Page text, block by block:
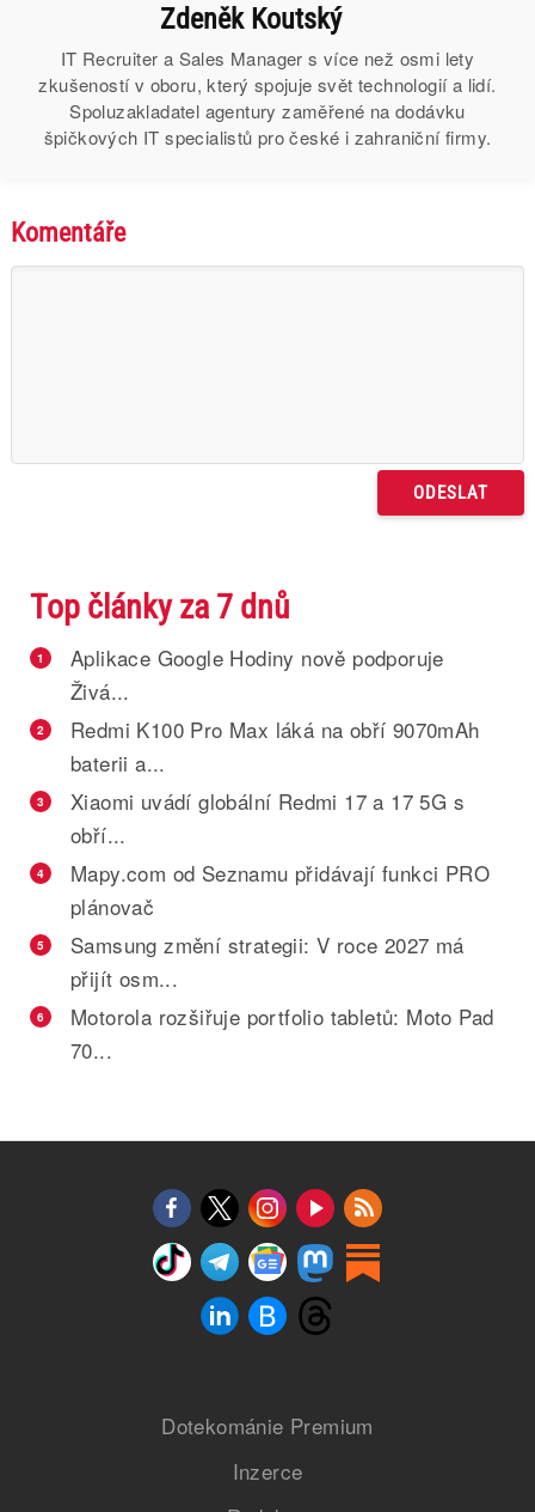
Zdeněk Koutský
IT Recruiter a Sales Manager s více než osmi lety
zkušeností v oboru, který spojuje svět technologií a lidí.
Spoluzakladatel agentury zaměřené na dodávku
špičkových IT specialistů pro české i zahraniční firmy.
Komentáře
Top články za 7 dnů
1
Aplikace Google Hodiny nově podporuje
Živá...
2
Redmi K100 Pro Max láká na obří 9070mAh
baterii a...
3
Xiaomi uvádí globální Redmi 17 a 17 5G s
obří...
4
Mapy.com od Seznamu přidávají funkci PRO
plánovač
5
Samsung změní strategii: V roce 2027 má
přijít osm...
6
Motorola rozšiřuje portfolio tabletů: Moto Pad
70...
Dotekománie Premium
Inzerce